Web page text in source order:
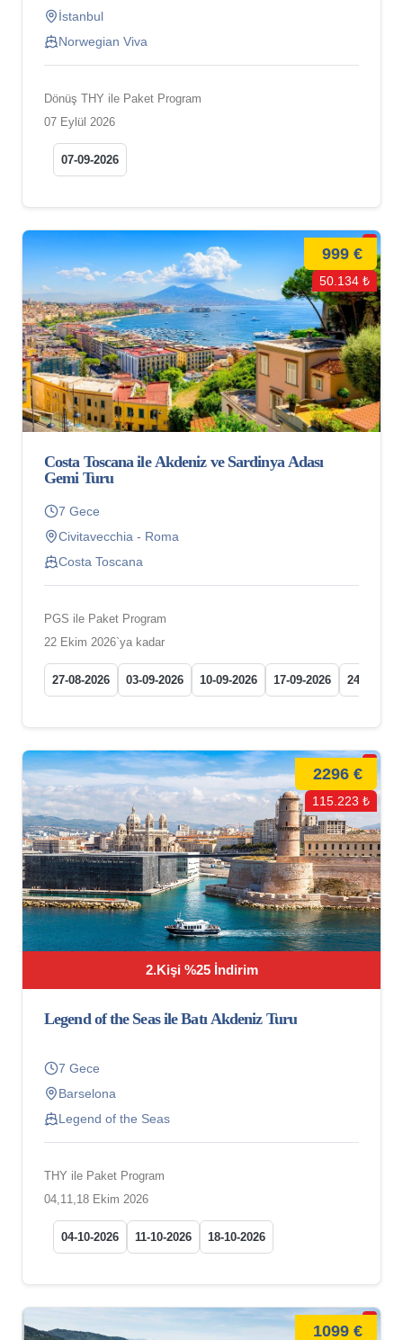
İstanbul
Norwegian Viva
Dönüş THY ile Paket Program
07 Eylül 2026
07-09-2026
999 €
50.134 ₺
Costa Toscana ile Akdeniz ve Sardinya Adası
Gemi Turu
7 Gece
Civitavecchia - Roma
Costa Toscana
PGS ile Paket Program
22 Ekim 2026`ya kadar
27-08-2026 03-09-2026 10-09-2026 17-09-2026 24-09-
2.Kişi %25 İndirim
2296 €
115.223 ₺
Legend of the Seas ile Batı Akdeniz Turu
7 Gece
Barselona
Legend of the Seas
THY ile Paket Program
04,11,18 Ekim 2026
04-10-2026 11-10-2026 18-10-2026
1099 €